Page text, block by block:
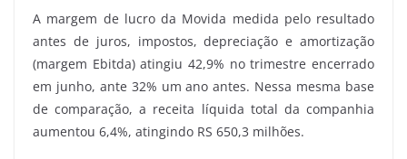
A margem de lucro da Movida medida pelo resultado
antes de juros, impostos, depreciação e amortização
(margem Ebitda) atingiu 42,9% no trimestre encerrado
em junho, ante 32% um ano antes. Nessa mesma base
de comparação, a receita líquida total da companhia
aumentou 6,4%, atingindo RS 650,3 milhões.